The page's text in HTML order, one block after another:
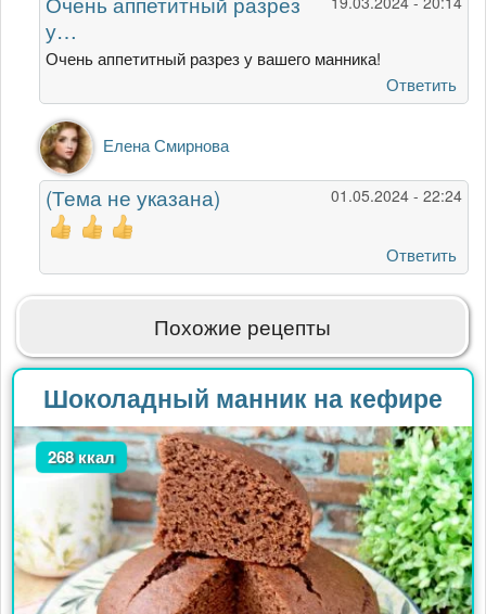
вкусный
манник
вышел…
Гость
у…
Очень аппетитный разрез у вашего манника!
Ответить
Ответ
на
Очень
вкусный
манник
вышел…
от
Гость
Елена Смирнова
01.05.2024 - 22:24
(Тема не указана)
Ответить
Похожие рецепты
Шоколадный манник на кефире
268 ккал